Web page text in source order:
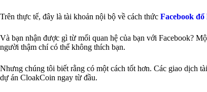
Trên thực tế, đây là tài khoản nội bộ về cách thức Facebook
Và bạn nhận được gì từ mối quan hệ của bạn với Facebook?
người thậm chí có thể không thích bạn.
Nhưng chúng tôi biết rằng có một cách tốt hơn. Các giao dịch
dự án CloakCoin ngay từ đầu.